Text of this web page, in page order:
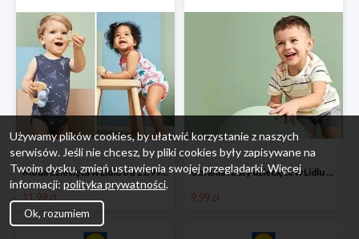
Moda dziecięca w Lidlu od 11.99 zł
11.99 zł
Ubrania i buty dziecięce w Lidlu Online od 9,99 zł
9.99 zł
Używamy plików cookies, by ułatwić korzystanie z naszych
serwisów. Jeśli nie chcesz, by pliki cookies były zapisywane na
Twoim dysku, zmień ustawienia swojej przeglądarki. Więcej
informacji: polityka prywatności.
Ok, rozumiem